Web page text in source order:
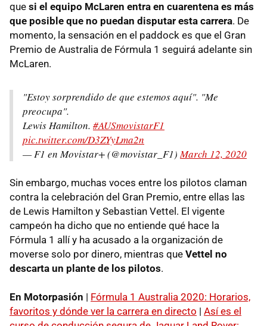
que si el equipo McLaren entra en cuarentena es más
que posible que no puedan disputar esta carrera. De
momento, la sensación en el paddock es que el Gran
Premio de Australia de Fórmula 1 seguirá adelante sin
McLaren.
"Estoy sorprendido de que estemos aquí". "Me
preocupa".
Lewis Hamilton. #AUSmovistarF1
pic.twitter.com/D3ZYyLma2n
— F1 en Movistar+ (@movistar_F1)March 12, 2020
Sin embargo, muchas voces entre los pilotos claman
contra la celebración del Gran Premio, entre ellas las
de Lewis Hamilton y Sebastian Vettel. El vigente
campeón ha dicho que no entiende qué hace la
Fórmula 1 allí y ha acusado a la organización de
moverse solo por dinero, mientras que Vettel no
descarta un plante de los pilotos.
En Motorpasión | Fórmula 1 Australia 2020: Horarios,
favoritos y dónde ver la carrera en directo | Así es el